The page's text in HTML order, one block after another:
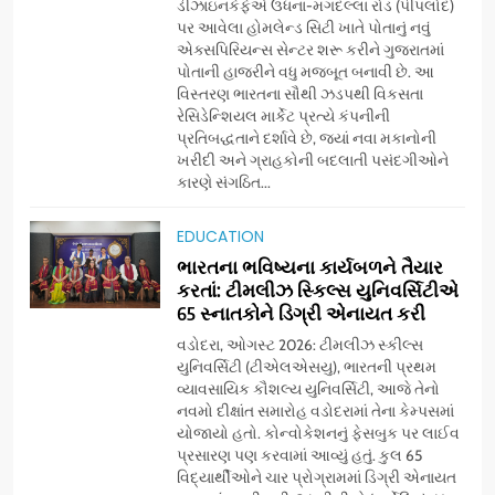
ડીઝાઇનકેફેએ ઉધના-મગદલ્લા રોડ (પીપલોદ)
પર આવેલા હોમલેન્ડ સિટી ખાતે પોતાનું નવું
એક્સપિરિયન્સ સેન્ટર શરૂ કરીને ગુજરાતમાં
પોતાની હાજરીને વધુ મજબૂત બનાવી છે. આ
વિસ્તરણ ભારતના સૌથી ઝડપથી વિકસતા
રેસિડેન્શિયલ માર્કેટ પ્રત્યે કંપનીની
પ્રતિબદ્ધતાને દર્શાવે છે, જ્યાં નવા મકાનોની
ખરીદી અને ગ્રાહકોની બદલાતી પસંદગીઓને
કારણે સંગઠિત...
EDUCATION
ભારતના ભવિષ્યના કાર્યબળને તૈયાર
કરતાં: ટીમલીઝ સ્કિલ્સ યુનિવર્સિટીએ
65 સ્નાતકોને ડિગ્રી એનાયત કરી
વડોદરા, ઓગસ્ટ 2026: ટીમલીઝ સ્કીલ્સ
યુનિવર્સિટી (ટીએલએસયુ), ભારતની પ્રથમ
વ્યાવસાયિક કૌશલ્ય યુનિવર્સિટી, આજે તેનો
નવમો દીક્ષાંત સમારોહ વડોદરામાં તેના કેમ્પસમાં
યોજાયો હતો. કોન્વોકેશનનું ફેસબુક પર લાઈવ
પ્રસારણ પણ કરવામાં આવ્યું હતું. કુલ 65
વિદ્યાર્થીઓને ચાર પ્રોગ્રામમાં ડિગ્રી એનાયત
કોન્ક્લેવ 2026’માં ઈન્ટરનેશનલ
ટેરોટ રીડર પુનિતજી લુલ્લા એ ટેરોટ
કાર્ડ રીડિંગ અંગે માહિતી આપી
AHMEDABAD
ગ્લોબલ એક્સેલન્સ ફોરમ દ્વારા
નેશનલ લીડરશિપ કોન્કલેવ તથા
ભારત સમ્માન ૨૦૨૬નો ભવ્ય અને
પ્રતિષ્ઠિત કાર્યક્રમ નવી દિલ્હીમાં
સફળતાપૂર્વક યોજાયો
BUSINESS